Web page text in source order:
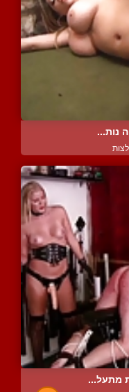
נות...
מתעל...